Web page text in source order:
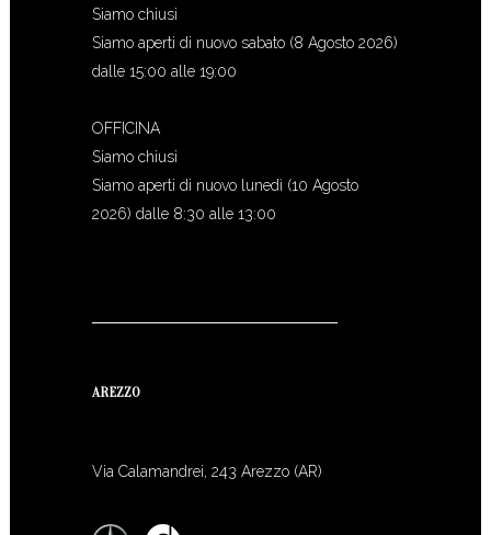
Siamo chiusi
Siamo aperti di nuovo sabato (8 Agosto 2026)
dalle 15:00 alle 19:00
OFFICINA
Siamo chiusi
Siamo aperti di nuovo lunedì (10 Agosto
2026) dalle 8:30 alle 13:00
AREZZO
Via Calamandrei, 243 Arezzo (AR)